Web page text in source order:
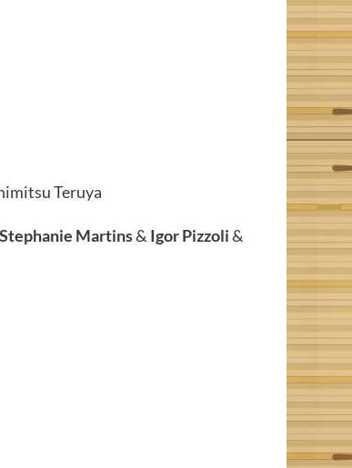
Teruya
Stephanie Martins& Igor Pizzoli&